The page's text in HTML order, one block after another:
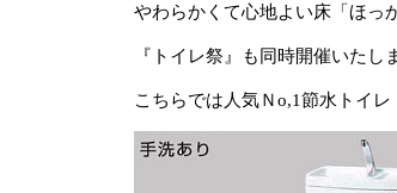
やわらかくて心地よい床「ほっ
『トイレ祭』も同時開催いたし
こちらでは人気Ｎo,1節水トイ